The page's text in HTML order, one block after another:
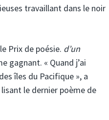
travaillant dans le noir
Prix de poésie. d’un
gagnant. « Quand j’ai
îles du Pacifique », a
le dernier poème de